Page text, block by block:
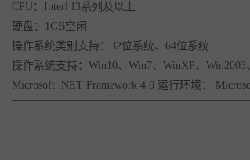
CPU：Interl I3系列及以上
硬盘：1GB空闲
操作系统类别支持：32位系统、64位系统
操作系统支持：Win10、Win7、WinXP、Win2003
Microsoft .NET Framework 4.0 运行环境：